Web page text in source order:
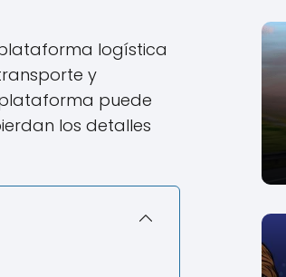
logística
y
puede
los detalles